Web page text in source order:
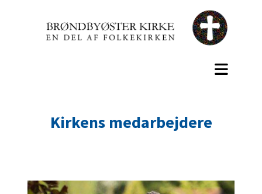
Kirkens medarbejdere